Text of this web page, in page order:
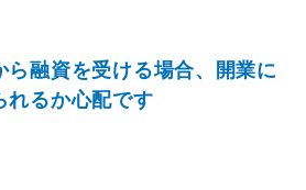
ら融資を受ける場合、開業に
れるか心配です